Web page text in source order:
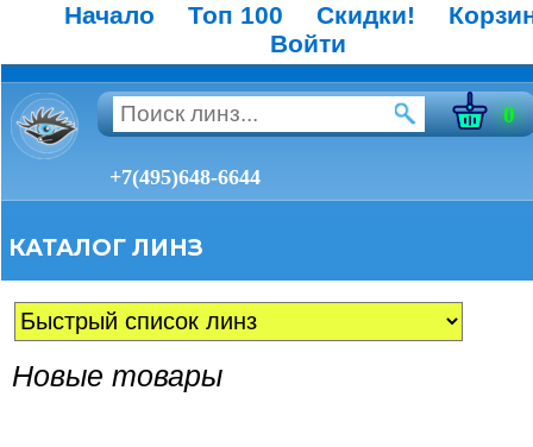
Начало Топ 100 Скидки!
Войти
0
+7(495)648-6644
КАТАЛОГ ЛИНЗ
Новые товары